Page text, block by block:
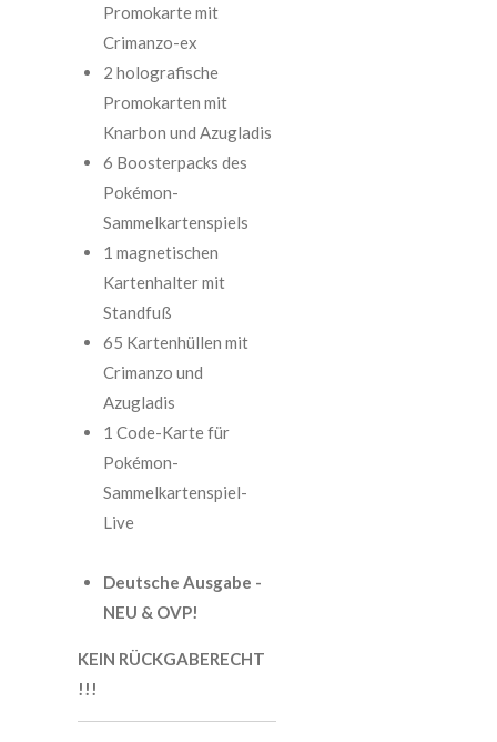
Promokarte mit
Crimanzo-ex
2 holografische
Promokarten mit
Knarbon und Azugladis
6 Boosterpacks des
Pokémon-
Sammelkartenspiels
1 magnetischen
Kartenhalter mit
Standfuß
65 Kartenhüllen mit
Crimanzo und
Azugladis
1 Code-Karte für
Pokémon-
Sammelkartenspiel-
Live
Deutsche Ausgabe -
NEU & OVP!
KEIN RÜCKGABERECHT
!!!